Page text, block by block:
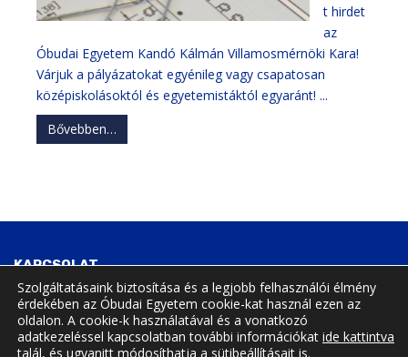
t hirdet
az
Óbudai Egyetem Kandó Kálmán Villamosmérnöki Kara!
Várjuk a pályázatokat egyénileg vagy csapatosan
középiskolásoktól és egyetemistáktól egyaránt! ...
Bővebben…
KAPCSOLAT
Tavaszmező utca 15., Budapest, Hungary, 1084
Szolgáltatásaink biztosítása és a legjobb felhasználói élmény
érdekében az Óbudai Egyetem cookie-kat használ ezen az
oldalon. A cookie-k használatával és a vonatkozó
adatkezeléssel kapcsolatban további információkat ide kattintva
talál, és ugyanitt módosíthatja a sütibeállításait is.